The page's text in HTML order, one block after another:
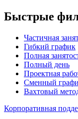
Быстрые
Частичная
Гибкий график
Полная
Полный день
Проектная
Сменный
Вахтовый
Корпоративная